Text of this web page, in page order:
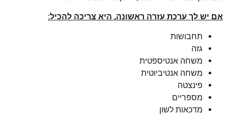
אם יש לך ערכת עזרה ראשונה, היא צריכה להכיל:
תחבושות
גזה
משחה אנטיספטית
משחה אנטיביוטית
פינצטה
מספריים
מדכאות לשון